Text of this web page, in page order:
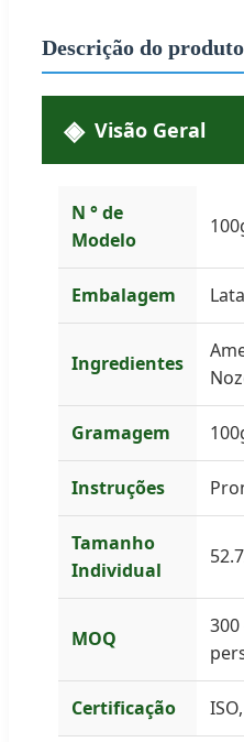
Descrição do produto
Visão Geral
N ° de
Modelo
Embalagem
Ingredientes
Gramagem
Instruções
Tamanho
Individual
MOQ
Certificação